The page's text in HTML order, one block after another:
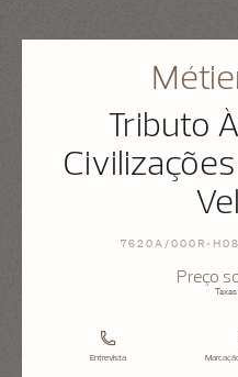
Tributo
7620A/000R-
Preço
Entrevista